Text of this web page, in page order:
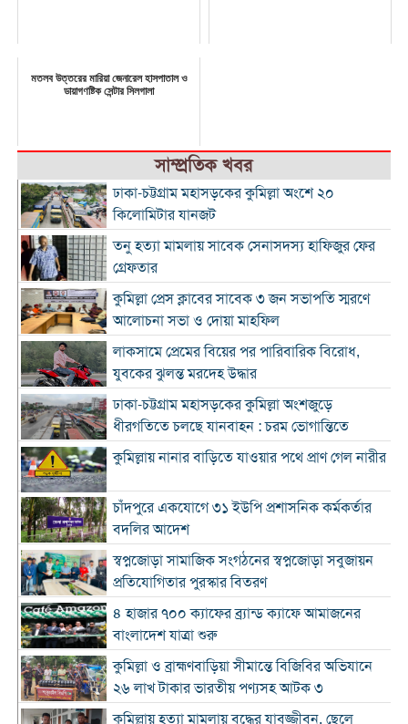
মতলব উত্তরের মারিয়া জেনারেল হাসপাতাল ও
ডায়াগণষ্টিক সেন্টার সিলগালা
সাম্প্রতিক খবর
ঢাকা-চট্টগ্রাম মহাসড়কের কুমিল্লা অংশে ২০
কিলোমিটার যানজট
তনু হত্যা মামলায় সাবেক সেনাসদস্য হাফিজুর ফের
গ্রেফতার
কুমিল্লা প্রেস ক্লাবের সাবেক ৩ জন সভাপতি স্মরণে
আলোচনা সভা ও দোয়া মাহফিল
লাকসামে প্রেমের বিয়ের পর পারিবারিক বিরোধ,
যুবকের ঝুলন্ত মরদেহ উদ্ধার
ঢাকা-চট্টগ্রাম মহাসড়কের কুমিল্লা অংশজুড়ে
ধীরগতিতে চলছে যানবাহন : চরম ভোগান্তিতে
কুমিল্লায় নানার বাড়িতে যাওয়ার পথে প্রাণ গেল নারীর
চাঁদপুরে একযোগে ৩১ ইউপি প্রশাসনিক কর্মকর্তার
বদলির আদেশ
স্বপ্নজোড়া সামাজিক সংগঠনের স্বপ্নজোড়া সবুজায়ন
প্রতিযোগিতার পুরস্কার বিতরণ
৪ হাজার ৭০০ ক্যাফের ব্র্যান্ড ক্যাফে আমাজনের
বাংলাদেশ যাত্রা শুরু
কুমিল্লা ও ব্রাহ্মণবাড়িয়া সীমান্তে বিজিবির অভিযানে
২৬ লাখ টাকার ভারতীয় পণ্যসহ আটক ৩
কুমিল্লায় হত্যা মামলায় বৃদ্ধের যাবজ্জীবন, ছেলে